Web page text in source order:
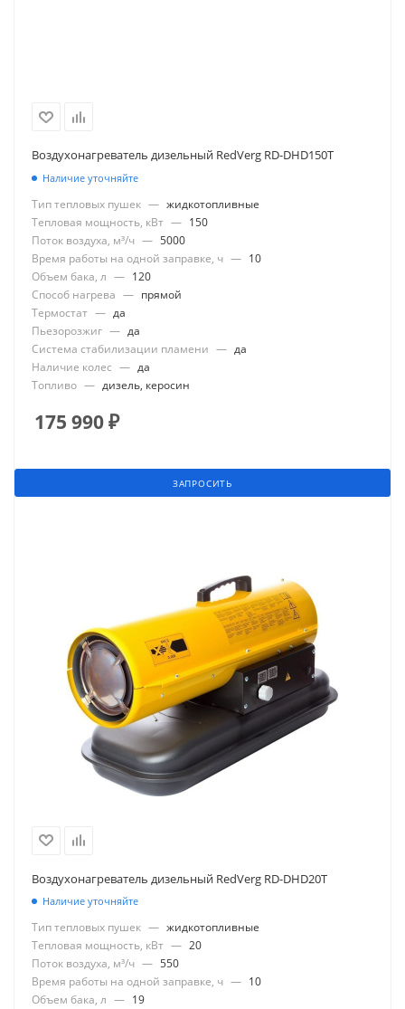
Воздухонагреватель дизельный RedVerg RD-DHD150T
Наличие уточняйте
Тип тепловых пушек — жидкотопливные
Тепловая мощность, кВт — 150
Поток воздуха, м³/ч — 5000
Время работы на одной заправке, ч — 10
Объем бака, л — 120
Способ нагрева — прямой
Термостат — да
Пьезорозжиг — да
Система стабилизации пламени — да
Наличие колес — да
Топливо — дизель, керосин
175 990₽
ЗАПРОСИТЬ
Воздухонагреватель дизельный RedVerg RD-DHD20T
Наличие уточняйте
Тип тепловых пушек — жидкотопливные
Тепловая мощность, кВт — 20
Поток воздуха, м³/ч — 550
Время работы на одной заправке, ч — 10
Объем бака, л — 19